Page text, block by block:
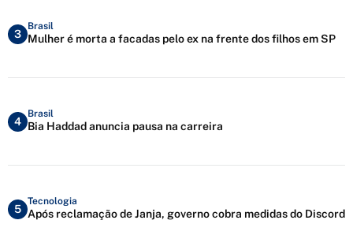
3
Brasil
Mulher é morta a facadas pelo ex na frente dos filhos em SP
4
Brasil
Bia Haddad anuncia pausa na carreira
5
Tecnologia
Após reclamação de Janja, governo cobra medidas do Discord